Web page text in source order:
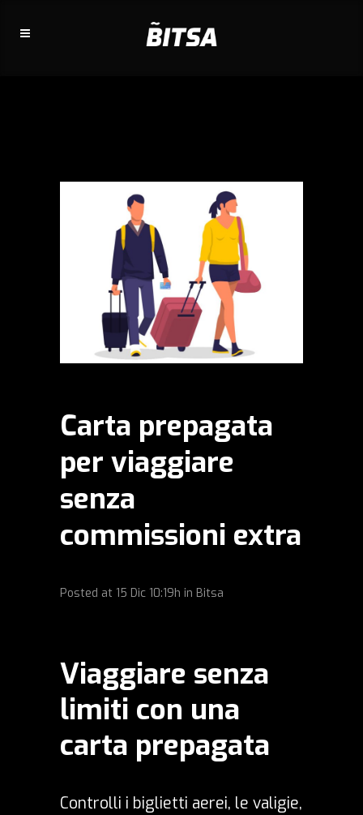
Carta prepagata
per viaggiare
senza
commissioni extra
Posted at 15 Dic 10:19h in Bitsa
Viaggiare senza
limiti con una
carta prepagata
Controlli i biglietti aerei, le valigie,